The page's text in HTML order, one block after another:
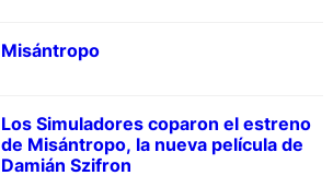
Misántropo
Los Simuladores coparon el estreno
de Misántropo, la nueva película de
Damián Szifron